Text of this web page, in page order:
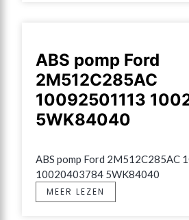
ABS pomp Ford
2M512C285AC
10092501113
5WK84040
ABS pomp Ford 2M512C285AC
10020403784 5WK84040
MEER LEZEN